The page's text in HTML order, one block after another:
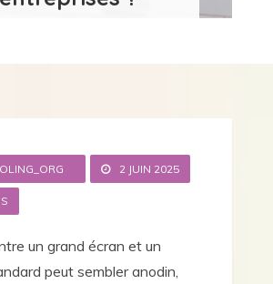
2 JUIN 2025
un grand écran et un
peut sembler anodin,